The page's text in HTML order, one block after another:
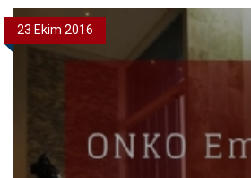
23 Ekim 2016